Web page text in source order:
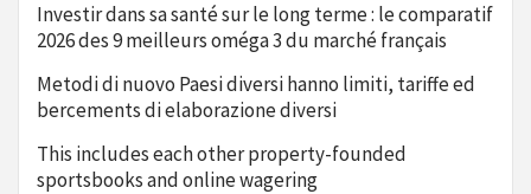
Investir dans sa santé sur le long terme : le comparatif
2026 des 9 meilleurs oméga 3 du marché français
Metodi di nuovo Paesi diversi hanno limiti, tariffe ed
bercements di elaborazione diversi
This includes each other property-founded
sportsbooks and online wagering